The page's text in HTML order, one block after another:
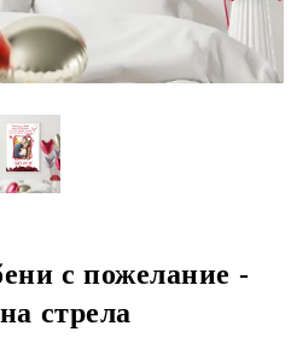
с пожелание -
стрела